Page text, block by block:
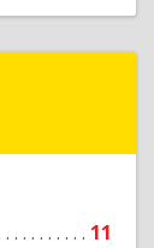
11
Подробнее